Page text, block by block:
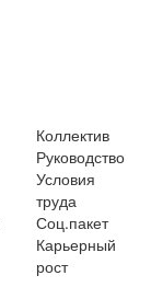
Коллектив
Руководство
Условия
труда
Соц.пакет
Карьерный
рост